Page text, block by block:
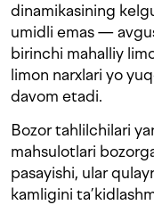
dinamikasining
umidli emas —
birinchi mahalliy
limon narxlari yo
davom etadi.
Bozor tahlilchilari
mahsulotlari
pasayishi, ular
kamligini